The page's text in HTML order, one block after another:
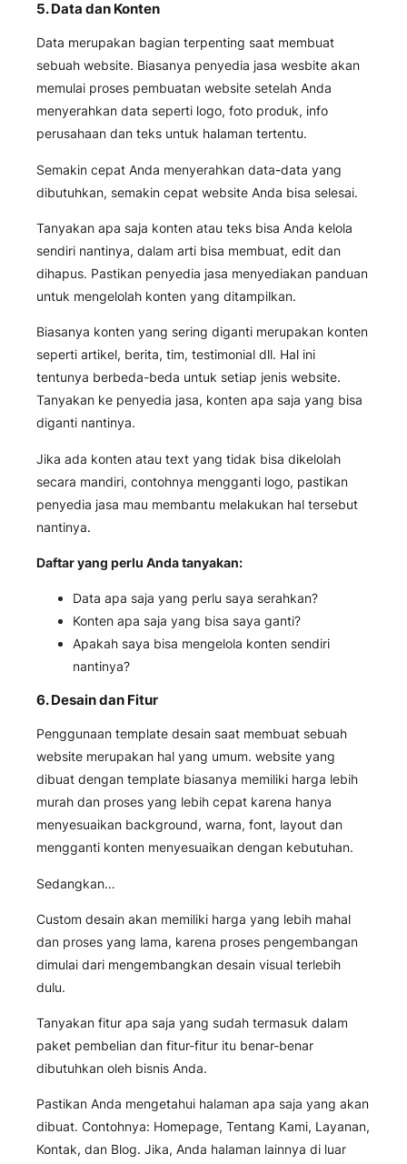
5. Data dan Konten
Data merupakan bagian terpenting saat membuat
sebuah website. Biasanya penyedia jasa wesbite akan
memulai proses pembuatan website setelah Anda
menyerahkan data seperti logo, foto produk, info
perusahaan dan teks untuk halaman tertentu.
Semakin cepat Anda menyerahkan data-data yang
dibutuhkan, semakin cepat website Anda bisa selesai.
Tanyakan apa saja konten atau teks bisa Anda kelola
sendiri nantinya, dalam arti bisa membuat, edit dan
dihapus. Pastikan penyedia jasa menyediakan panduan
untuk mengelolah konten yang ditampilkan.
Biasanya konten yang sering diganti merupakan konten
seperti artikel, berita, tim, testimonial dll. Hal ini
tentunya berbeda-beda untuk setiap jenis website.
Tanyakan ke penyedia jasa, konten apa saja yang bisa
diganti nantinya.
Jika ada konten atau text yang tidak bisa dikelolah
secara mandiri, contohnya mengganti logo, pastikan
penyedia jasa mau membantu melakukan hal tersebut
nantinya.
Daftar yang perlu Anda tanyakan:
Data apa saja yang perlu saya serahkan?
Konten apa saja yang bisa saya ganti?
Apakah saya bisa mengelola konten sendiri
nantinya?
6. Desain dan Fitur
Penggunaan template desain saat membuat sebuah
website merupakan hal yang umum. website yang
dibuat dengan template biasanya memiliki harga lebih
murah dan proses yang lebih cepat karena hanya
menyesuaikan background, warna, font, layout dan
mengganti konten menyesuaikan dengan kebutuhan.
Sedangkan…
Custom desain akan memiliki harga yang lebih mahal
dan proses yang lama, karena proses pengembangan
dimulai dari mengembangkan desain visual terlebih
dulu.
Tanyakan fitur apa saja yang sudah termasuk dalam
paket pembelian dan fitur-fitur itu benar-benar
dibutuhkan oleh bisnis Anda.
Pastikan Anda mengetahui halaman apa saja yang akan
dibuat. Contohnya: Homepage, Tentang Kami, Layanan,
Kontak, dan Blog. Jika, Anda halaman lainnya di luar